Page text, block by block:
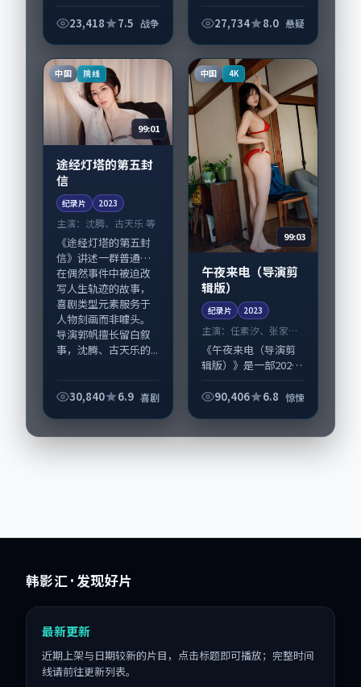
《途经路口的第二行
主线；取景与声音设
计凸显日本城市质
感，...
23,418 7.5 战争 27,734 8.0 悬疑
中国 院线
99:01
途经灯塔的第五封
信
纪录片 2023
主演： 沈腾、古天乐 等
《途经灯塔的第五封
信》讲述一群普通人
在偶然事件中被迫改
写人生轨迹的故事，
喜剧类型元素服务于
人物刻画而非噱头。
导演郭帆擅长留白叙
事，沈腾、古天乐的...
30,840 6.9 喜剧
中国 4K
99:03
午夜来电（导演剪
辑版）
纪录片 2023
主演：任素汐、张家辉
等
《午夜来电（导演剪
辑版）》是一部2023
纪录片，由陈凯歌执
昊等演员亦参与重要
90,406 6.8 惊悚
韩影汇 · 发现好片
最新更新
近期上架与日期较新的片目，点击标题即可播放；完整时间
线请前往更新列表。